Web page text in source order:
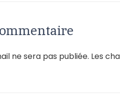
ne sera pas publiée. Les